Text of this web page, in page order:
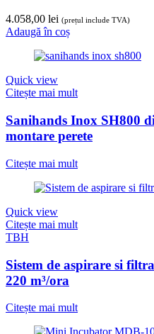
4.058,00 lei (prețul include TVA)
Adaugă în coș
Quick view
Citește mai mult
Sanihands Inox SH800
montare perete
Citește mai mult
Quick view
Citește mai mult
TBH
Sistem de aspirare si
220 m³/ora
Citește mai mult